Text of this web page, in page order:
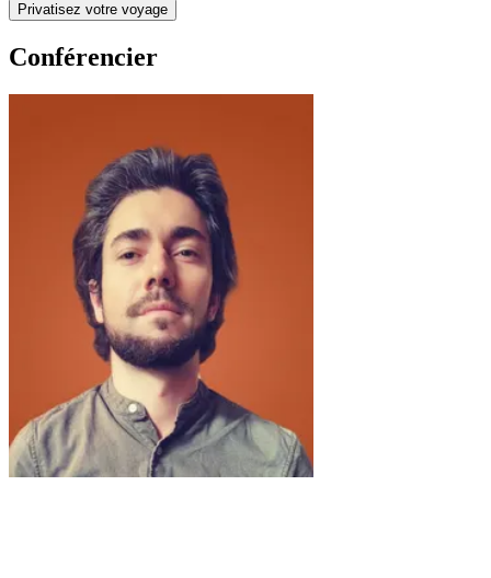
Privatisez votre voyage
Conférencier